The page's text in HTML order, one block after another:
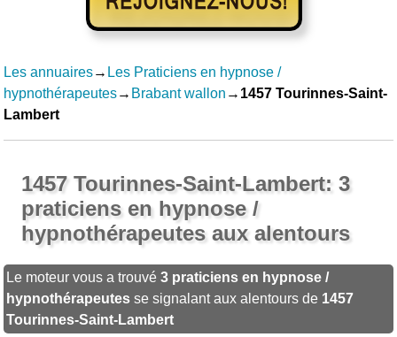
Les annuaires→ Les Praticiens en hypnose /
hypnothérapeutes→ Brabant wallon → 1457 Tourinnes-Saint-
Lambert
1457 Tourinnes-Saint-Lambert: 3
praticiens en hypnose /
hypnothérapeutes aux alentours
Le moteur vous a trouvé3 praticiens en hypnose /
hypnothérapeutes se signalant aux alentours de 1457
Tourinnes-Saint-Lambert